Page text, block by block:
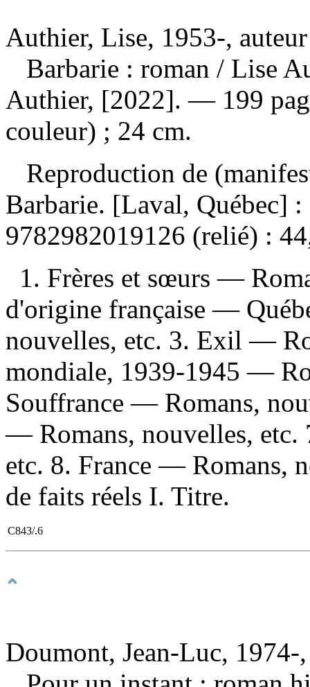
Authier, Lise, 1953-, auteur
Barbarie : roman / Lise
Authier, [2022]. — 199
couleur) ; 24 cm.
Reproduction de
Barbarie. [Laval,
9782982019126 (relié) :
1. Frères et sœurs —
d'origine française —
nouvelles, etc. 3. Exil —
mondiale, 1939-1945 —
Souffrance — Romans,
— Romans, nouvelles,
etc. 8. France — Romans,
de faits réels I. Titre.
C843/.6
Doumont, Jean-Luc, 1974-